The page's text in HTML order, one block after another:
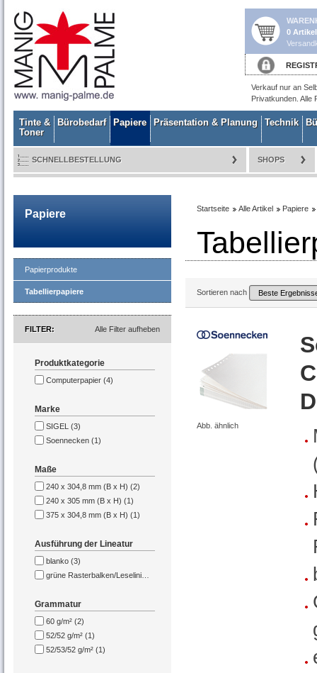
0
Verkauf nur an
Privatkunden. Alle
Tinte &
Toner
Bürobedarf Papiere Präsentation & Planung Technik
SCHNELLBESTELLUNG SHOPS
Papiere
Papierprodukte
Tabellierpapiere
FILTER
Produktkategorie
Computerpapier (4)
Marke
SIGEL (3)
Soennecken (1)
Maße
240 x 304,8 mm (B x H) (2)
240 x 305 mm (B x H) (1)
375 x 304,8 mm (B x H) (1)
Ausführung der Lineatur
blanko (3)
Grammatur
60 g/m² (2)
52/52 g/m² (1)
52/53/52 g/m² (1)
Alle Filter aufheben
Startseite Alle Artikel Papiere
Sortieren nach
Abb. ähnlich